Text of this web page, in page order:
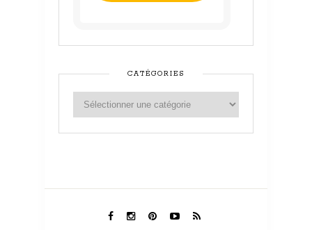
CATÉGORIES